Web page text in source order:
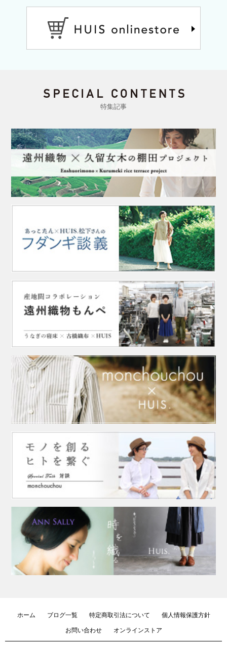
特集記事
ホーム ブログ一覧 特定商取引法について
個人情報保護方針
お問い合わせ
オンラインストア